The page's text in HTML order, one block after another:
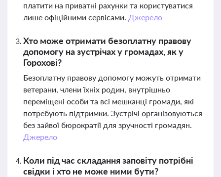
платити на приватні рахунки та користуватися
лише офіційними сервісами. Джерело
Хто може отримати безоплатну правову
допомогу на зустрічах у громадах, як у
Горохові?
Безоплатну правову допомогу можуть отримати
ветерани, члени їхніх родин, внутрішньо
переміщені особи та всі мешканці громади, які
потребують підтримки. Зустрічі організовуються
без зайвої бюрократії для зручності громадян.
Джерело
Коли під час складання заповіту потрібні
свідки і хто не може ними бути?